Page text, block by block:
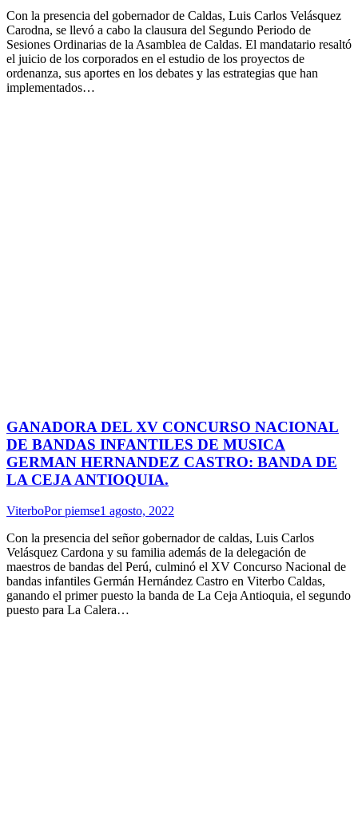
Con la presencia del gobernador de Caldas, Luis Carlos Velásquez
Carodna, se llevó a cabo la clausura del Segundo Periodo de
Sesiones Ordinarias de la Asamblea de Caldas. El mandatario resaltó
el juicio de los corporados en el estudio de los proyectos de
ordenanza, sus aportes en los debates y las estrategias que han
implementados…
GANADORA DEL XV CONCURSO NACIONAL
DE BANDAS INFANTILES DE MUSICA
GERMAN HERNANDEZ CASTRO: BANDA DE
LA CEJA ANTIOQUIA.
ViterboPorpiemse1 agosto, 2022
Con la presencia del señor gobernador de caldas, Luis Carlos
Velásquez Cardona y su familia además de la delegación de
maestros de bandas del Perú, culminó el XV Concurso Nacional de
bandas infantiles Germán Hernández Castro en Viterbo Caldas,
ganando el primer puesto la banda de La Ceja Antioquia, el segundo
puesto para La Calera…